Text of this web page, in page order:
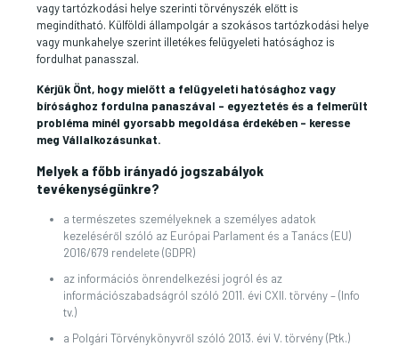
vagy tartózkodási helye szerinti törvényszék előtt is
megindítható. Külföldi állampolgár a szokásos tartózkodási helye
vagy munkahelye szerint illetékes felügyeleti hatósághoz is
fordulhat panasszal.
Kérjük Önt, hogy mielőtt a felügyeleti hatósághoz vagy
bírósághoz fordulna panaszával – egyeztetés és a felmerült
probléma minél gyorsabb megoldása érdekében – keresse
meg Vállalkozásunkat.
Melyek a főbb irányadó jogszabályok
tevékenységünkre?
a természetes személyeknek a személyes adatok
kezeléséről szóló az Európai Parlament és a Tanács (EU)
2016/679 rendelete (GDPR)
az információs önrendelkezési jogról és az
információszabadságról szóló 2011. évi CXII. törvény – (Info
tv.)
a Polgári Törvénykönyvről szóló 2013. évi V. törvény (Ptk.)